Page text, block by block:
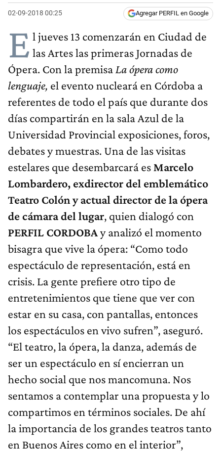
02-09-2018 00:25 Agregar PERFIL en Google
E l jueves 13 comenzarán en Ciudad de
las Artes las primeras Jornadas de
Ópera. Con la premisa La ópera como
lenguaje, el evento nucleará en Córdoba a
referentes de todo el país que durante dos
días compartirán en la sala Azul de la
Universidad Provincial exposiciones, foros,
debates y muestras. Una de las visitas
estelares que desembarcará es Marcelo
Lombardero, exdirector del emblemático
Teatro Colón y actual director de la ópera
de cámara del lugar, quien dialogó con
PERFIL CORDOBAy analizó el momento
bisagra que vive la ópera: “Como todo
espectáculo de representación, está en
crisis. La gente prefiere otro tipo de
entretenimientos que tiene que ver con
estar en su casa, con pantallas, entonces
los espectáculos en vivo sufren”, aseguró.
“El teatro, la ópera, la danza, además de
ser un espectáculo en sí encierran un
hecho social que nos mancomuna. Nos
sentamos a contemplar una propuesta y lo
compartimos en términos sociales. De ahí
la importancia de los grandes teatros tanto
en Buenos Aires como en el interior”,